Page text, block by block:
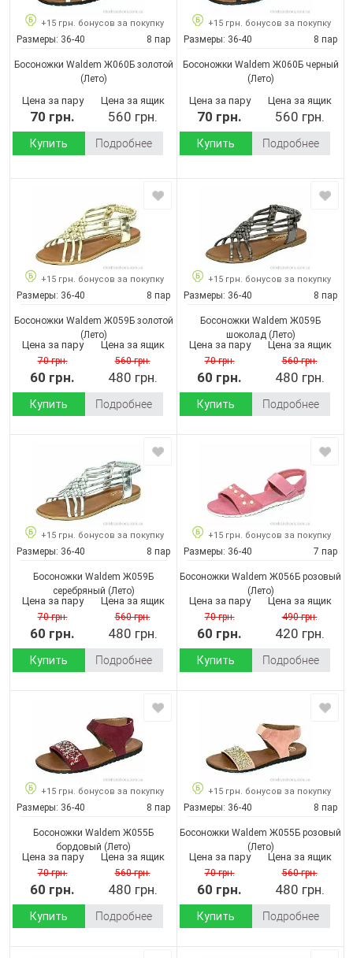
+15 грн. бонусов за покупку
Размеры: 36-40 8 пар
Босоножки Waldem Ж060Б золотой
(Лето)
Цена за пару
70 грн.
Цена за ящик
560 грн.
Купить Подробнее
+15 грн. бонусов за покупку
Размеры: 36-40 8 пар
Босоножки Waldem Ж060Б черный
(Лето)
Цена за пару
70 грн.
Цена за ящик
560 грн.
Купить Подробнее
+15 грн. бонусов за покупку
Размеры: 36-40 8 пар
Босоножки Waldem Ж059Б золотой
(Лето)
Цена за пару
70 грн.
60 грн.
Цена за ящик
560 грн.
480 грн.
Купить Подробнее
+15 грн. бонусов за покупку
Размеры: 36-40 8 пар
Босоножки Waldem Ж059Б
шоколад(Лето)
Цена за пару
70 грн.
60 грн.
Цена за ящик
560 грн.
480 грн.
Купить Подробнее
+15 грн. бонусов за покупку
Размеры: 36-40 8 пар
Босоножки Waldem Ж059Б
серебряный (Лето)
Цена за пару
70 грн.
60 грн.
Цена за ящик
560 грн.
480 грн.
Купить Подробнее
+15 грн. бонусов за покупку
Размеры: 36-40 7 пар
Босоножки Waldem Ж056Б розовый
(Лето)
Цена за пару
70 грн.
60 грн.
Цена за ящик
490 грн.
420 грн.
Купить Подробнее
+15 грн. бонусов за покупку
Размеры: 36-40 8 пар
Босоножки Waldem Ж055Б
бордовый (Лето)
Цена за пару
70 грн.
60 грн.
Цена за ящик
560 грн.
480 грн.
Купить Подробнее
+15 грн. бонусов за покупку
Размеры: 36-40 8 пар
Босоножки Waldem Ж055Б розовый
(Лето)
Цена за пару
70 грн.
60 грн.
Цена за ящик
560 грн.
480 грн.
Купить Подробнее